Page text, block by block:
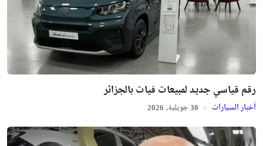
رقم قياسي جديد لمبيعات فيات بالجزائر
أخبار السيارات 30 جويلية, 2026